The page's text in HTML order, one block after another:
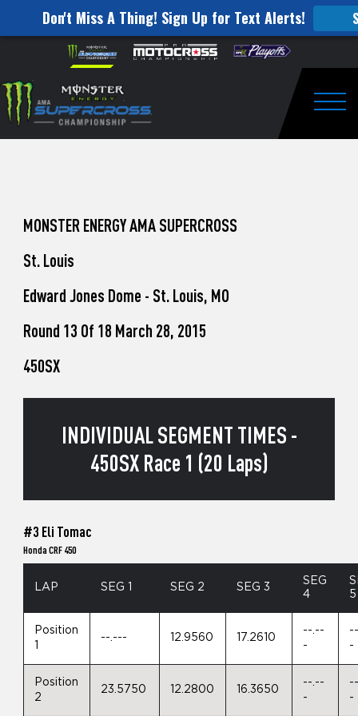
Don't Miss A Thing! Sign Up for Text Alerts!
website
includes
an
accessibility
Skip to content
to
Watch
Pro
Unadilla
MONSTER ENERGY AMA SUPERCROSS
St. Louis
Edward Jones Dome - St. Louis, MO
Round 13 Of 18 March 28, 2015
450SX
INDIVIDUAL SEGMENT TIMES -
450SX Race 1 (20 Laps)
#3 Eli Tomac
Honda CRF 450
LAP SEG 1 SEG 2 SEG 3
SEG
4
5
Position
1
--.--- 12.9560 17.2610
--.--
-
-
Position
2
23.5750 12.2800 16.3650
--.--
-
-